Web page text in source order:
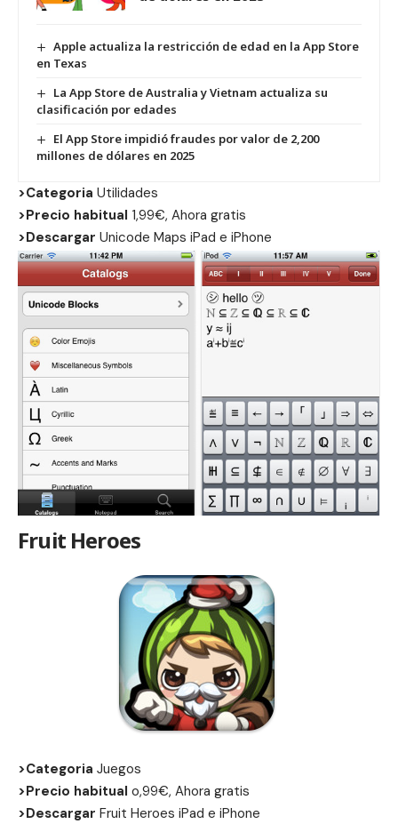
Apple actualiza la restricción de edad en la App Store
en Texas
La App Store de Australia y Vietnam actualiza su
clasificación por edades
El App Store impidió fraudes por valor de 2,200
millones de dólares en 2025
>Categoria Utilidades
>Precio habitual 1,99€, Ahora gratis
>Descargar Unicode Maps iPad e iPhone
Fruit Heroes
>Categoria Juegos
>Precio habitual o,99€, Ahora gratis
>Descargar Fruit Heroes iPad e iPhone